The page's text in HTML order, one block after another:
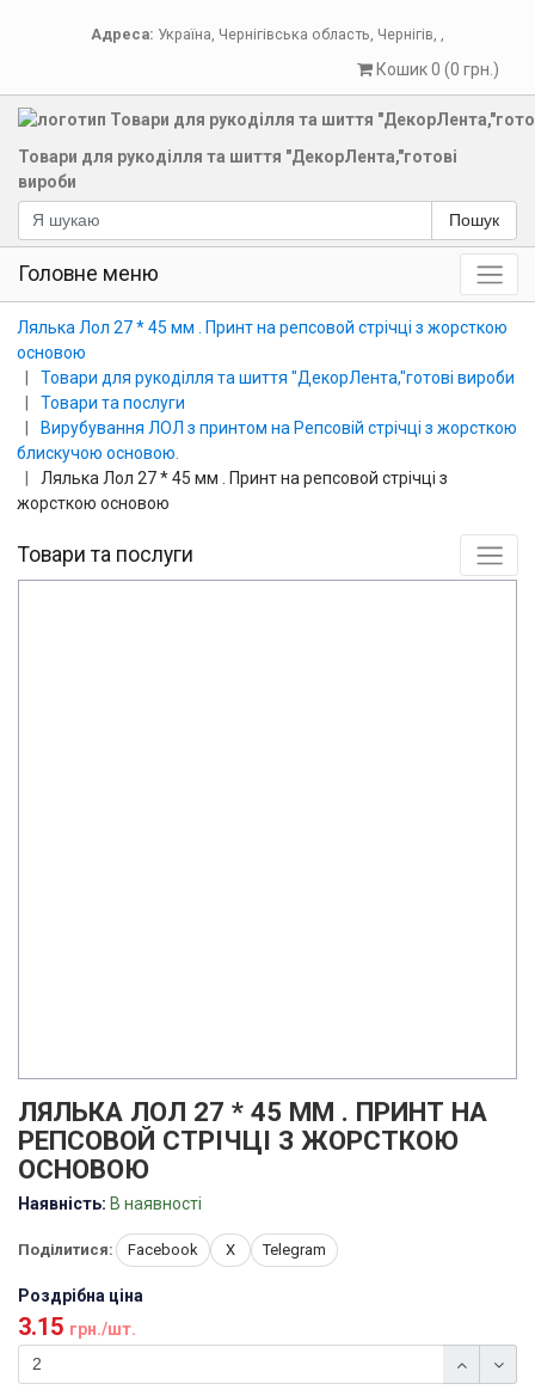
Адреса: Україна, Чернігівська область, Чернігів, ,
Кошик 0 (0 грн.)
Товари для рукоділля та шиття "ДекорЛента,"готові
вироби
Пошук
Головне меню
Лялька Лол 27 * 45 мм . Принт на репсовой стрічці з жорсткою
основою
Товари для рукоділля та шиття "ДекорЛента,"готові вироби
Товари та послуги
Вирубування ЛОЛ з принтом на Репсовій стрічці з жорсткою
блискучою основою.
Лялька Лол 27 * 45 мм . Принт на репсовой стрічці з
жорсткою основою
Товари та послуги
ЛЯЛЬКА ЛОЛ 27 * 45 ММ . ПРИНТ НА
РЕПСОВОЙ СТРІЧЦІ З ЖОРСТКОЮ
ОСНОВОЮ
Наявність: В наявності
Поділитися: Facebook X Telegram
Роздрібна ціна
3.15 грн./шт.